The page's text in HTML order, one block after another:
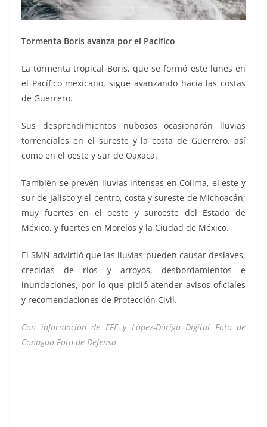
Tormenta Boris avanza por el Pacífico
La tormenta tropical Boris, que se formó este lunes en
el Pacífico mexicano, sigue avanzando hacia las costas
de Guerrero.
Sus desprendimientos nubosos ocasionarán lluvias
torrenciales en el sureste y la costa de Guerrero, así
como en el oeste y sur de Oaxaca.
También se prevén lluvias intensas en Colima, el este y
sur de Jalisco y el centro, costa y sureste de Michoacán;
muy fuertes en el oeste y suroeste del Estado de
México, y fuertes en Morelos y la Ciudad de México.
El SMN advirtió que las lluvias pueden causar deslaves,
crecidas de ríos y arroyos, desbordamientos e
inundaciones, por lo que pidió atender avisos oficiales
y recomendaciones de Protección Civil.
Con información de EFE y López-Dóriga Digital Foto de
Conagua Foto de Defensa